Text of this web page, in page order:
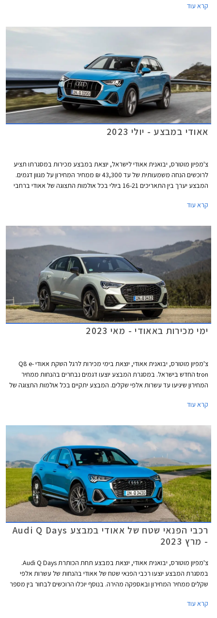
קרא עוד
אאודי במבצע - יולי 2023
צ'מפיון מוטורס, יבואנית אאודי לישראל, יוצאת במבצע מכירות במסגרתו תציע
לרוכשים הנחה משמעותית של עד 43,300 ₪ ממחיר המחירון על מגוון דגמים.
המבצע יערך בין התאריכים 16-21 ביולי בכל אולמות התצוגה של אאודי ברחבי
קרא עוד
ימי מכירות באאודי - מאי 2023
צ'מפיון מוטורס, יבואנית אאודי, יוצאת בימי מכירות לרגל השקת אאודי Q8 e-
tron החדש בישראל. במסגרת המבצע יוצעו דגמים נבחרים בהנחות ממחיר
המחירון שיגיעו עד עשרות אלפי שקלים. המבצע יתקיים בכל אולמות התצוגה של
קרא עוד
רכבי הפנאי שטח של אאודי במבצע Audi Q Days
- מרץ 2023
צ'מפיון מוטורס, יבואנית אאודי, יוצאת במבצע תחת הכותרת Audi Q Days.
במסגרת המבצע יוצעו רכבי הפנאי שטח של אאודי בהנחות של עשרות אלפי
שקלים ממחיר המחירון ובאספקה מהירה. בנוסף יוכלו הרוכשים לבחור בין מספר
התאריכים 01.03.2023 ועד 03.03.2023.
קרא עוד